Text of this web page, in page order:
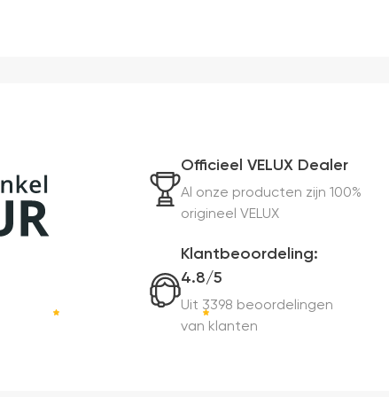
Officieel VELUX Dealer
Al onze producten zijn 100%
origineel VELUX
Klantbeoordeling:
4.8/5
Uit 3398 beoordelingen
van klanten